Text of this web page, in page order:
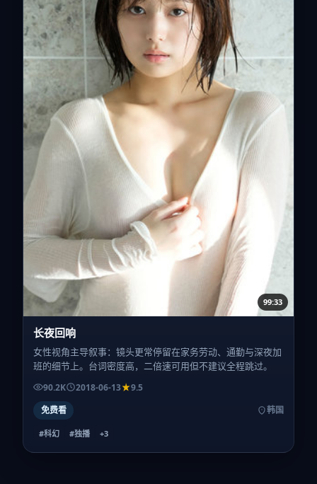
99:33
长夜回响
女性视角主导叙事：镜头更常停留在家务劳动、通勤与深夜加
班的细节上。台词密度高，二倍速可用但不建议全程跳过。
90.2K 2018-06-13
9.5
免费看
韩国
#科幻 #独播 +3